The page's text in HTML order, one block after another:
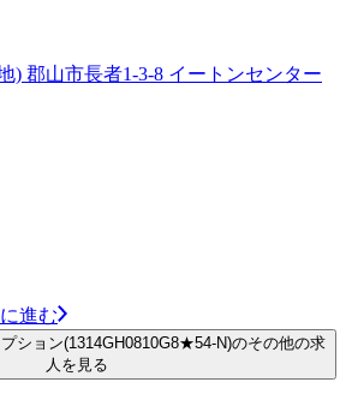
) 郡山市長者1-3-8 イートンセンター
進む
ション(1314GH0810G8★54-N)のその他の求
人を見る